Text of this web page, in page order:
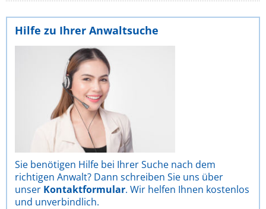
Hilfe zu Ihrer Anwaltsuche
Sie benötigen Hilfe bei Ihrer Suche nach dem
richtigen Anwalt? Dann schreiben Sie uns über
unser Kontaktformular. Wir helfen Ihnen kostenlos
und unverbindlich.